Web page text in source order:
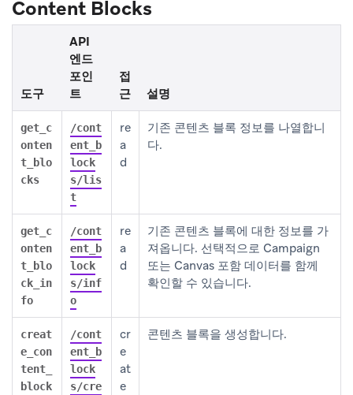
Content Blocks
도구
API
엔드
포인
트
접
근
설명
get_c
onten
t_blo
cks
/cont
ent_b
lock
s/lis
t
re
a
d
기존 콘텐츠 블록 정보를 나열합니
다.
get_c
onten
t_blo
ck_in
fo
/cont
ent_b
lock
s/inf
o
re
a
d
기존 콘텐츠 블록에 대한 정보를 가
져옵니다. 선택적으로 Campaign
또는 Canvas 포함 데이터를 함께
확인할 수 있습니다.
creat
e_con
tent_
block
/cont
ent_b
lock
s/cre
cr
e
at
e
콘텐츠 블록을 생성합니다.